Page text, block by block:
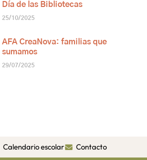
Día de las Bibliotecas
25/10/2025
AFA CreaNova: familias que
sumamos
29/07/2025
Calendario escolar Contacto